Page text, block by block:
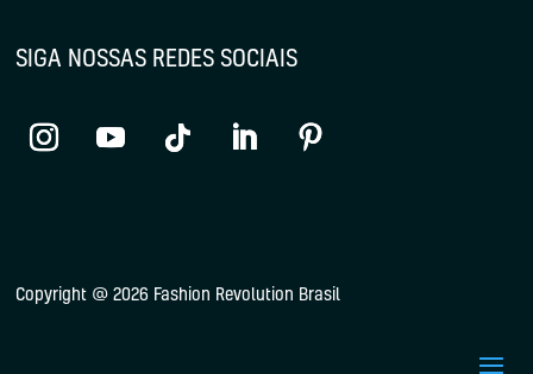
SIGA NOSSAS REDES SOCIAIS
Copyright @ 2026 Fashion Revolution Brasil